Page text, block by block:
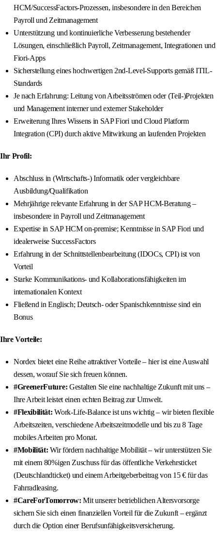
HCM/SuccessFactors-Prozessen, insbesondere in den Bereichen
Payroll und Zeitmanagement
Unterstützung und kontinuierliche Verbesserung bestehender
Lösungen, einschließlich Payroll, Zeitmanagement, Integrationen und
Fiori-Apps
Sicherstellung eines hochwertigen 2nd-Level-Supports gemäß ITIL-
Standards
Je nach Erfahrung: Leitung von Arbeitsströmen oder (Teil-)Projekten
und Management interner und externer Stakeholder
Erweiterung Ihres Wissens in SAP Fiori und Cloud Platform
Integration (CPI) durch aktive Mitwirkung an laufenden Projekten
Ihr Profil:
Abschluss in (Wirtschafts-) Informatik oder vergleichbare
Ausbildung/Qualifikation
Mehrjährige relevante Erfahrung in der SAP HCM-Beratung –
insbesondere in Payroll und Zeitmanagement
Expertise in SAP HCM on-premise; Kenntnisse in SAP Fiori und
idealerweise SuccessFactors
Erfahrung in der Schnittstellenbearbeitung (IDOCs, CPI) ist von
Vorteil
Starke Kommunikations- und Kollaborationsfähigkeiten im
internationalen Kontext
Fließend in Englisch; Deutsch- oder Spanischkenntnisse sind ein
Bonus
Ihre Vorteile:
Nordex bietet eine Reihe attraktiver Vorteile – hier ist eine Auswahl
dessen, worauf Sie sich freuen können.
#GreenerFuture: Gestalten Sie eine nachhaltige Zukunft mit uns –
Ihre Arbeit leistet einen echten Beitrag zur Umwelt.
#Flexibilität: Work-Life-Balance ist uns wichtig – wir bieten flexible
Arbeitszeiten, verschiedene Arbeitszeitmodelle und bis zu 8 Tage
mobiles Arbeiten pro Monat.
#Mobilität: Wir fördern nachhaltige Mobilität – wir unterstützen Sie
mit einem 80%igen Zuschuss für das öffentliche Verkehrsticket
(Deutschlandticket) und einem Arbeitgeberbeitrag von 15 € für das
Fahrradleasing.
#CareForTomorrow: Mit unserer betrieblichen Altersvorsorge
sichern Sie sich einen finanziellen Vorteil für die Zukunft – ergänzt
durch die Option einer Berufsunfähigkeitsversicherung.